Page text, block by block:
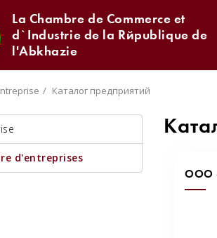
La Chambre de Commerce et
d`Industrie de la République de
l'Abkhazie
Каталог предприятий
d'entreprises
ООО